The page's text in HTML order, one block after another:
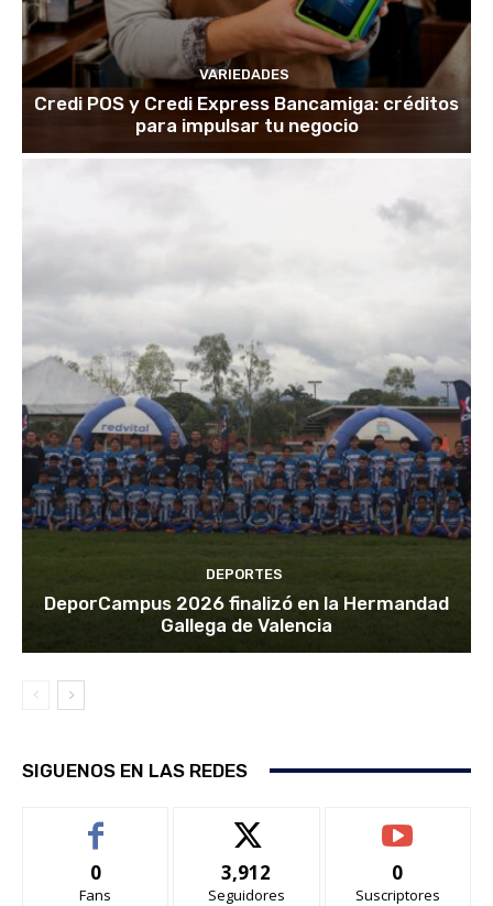
VARIEDADES
Credi POS y Credi Express Bancamiga: créditos
para impulsar tu negocio
DEPORTES
DeporCampus 2026 finalizó en la Hermandad
Gallega de Valencia
SIGUENOS EN LAS REDES
0
Fans
3,912
Seguidores
0
Suscriptores